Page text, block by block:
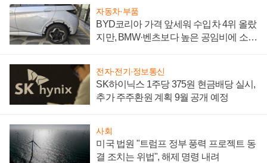
자동차·부품
BYD코리아 가격 앞세워 수입차 4위 올랐
지만, BMW·벤츠보다 높은 공임비에 소비
전자·전기·정보통신
SK하이닉스 1주당 375원 현금배당 실시,
추가 주주환원 계획 9월 공개 예정
사회
미국 법원 "트럼프 정부 풍력 프로젝트 동
결 조치는 위법", 해제 명령 내려